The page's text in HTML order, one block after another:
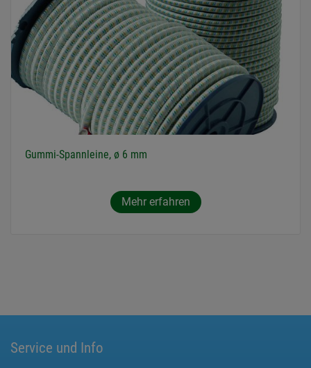
Gummi-Spannleine, ø 6 mm
Mehr erfahren
Service und Info